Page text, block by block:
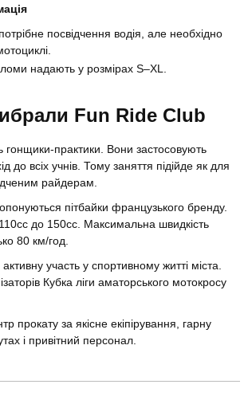
посвідчення водія, але необхідно
надають у розмірах S–XL.
Fun Ride Club
гонщики-практики. Вони застосовують
до всіх учнів. Тому заняття підійде як для
райдерам.
пітбайки французького бренду.
до 150сс. Максимальна швидкість
80 км/год.
участь у спортивному житті міста.
Кубка ліги аматорського мотокросу
прокату за якісне екіпірування, гарну
і привітний персонал.